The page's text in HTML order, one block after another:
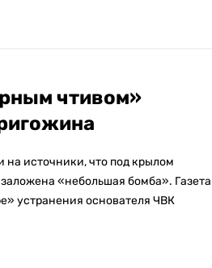
чтивом»
на источники, что под крылом
«небольшая бомба». Газета
устранения основателя ЧВК